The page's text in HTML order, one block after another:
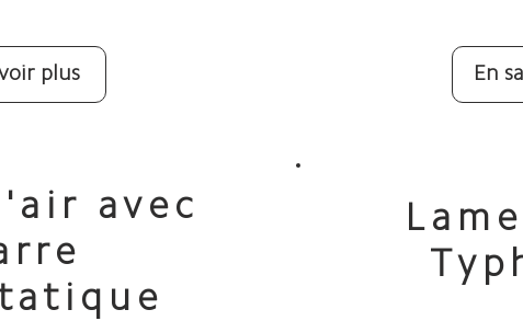
plus En
avec